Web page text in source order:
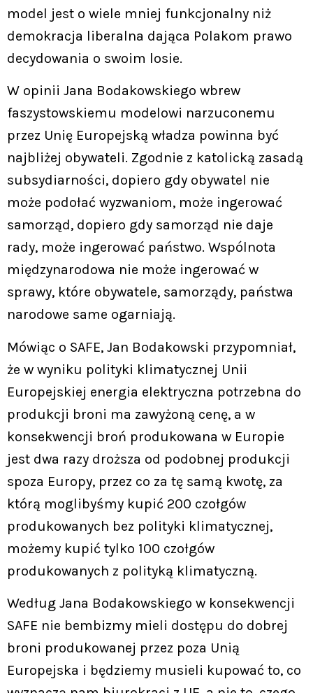
model jest o wiele mniej funkcjonalny niż
demokracja liberalna dająca Polakom prawo
decydowania o swoim losie.
W opinii Jana Bodakowskiego wbrew
faszystowskiemu modelowi narzuconemu
przez Unię Europejską władza powinna być
najbliżej obywateli. Zgodnie z katolicką zasadą
subsydiarności, dopiero gdy obywatel nie
może podołać wyzwaniom, może ingerować
samorząd, dopiero gdy samorząd nie daje
rady, może ingerować państwo. Wspólnota
międzynarodowa nie może ingerować w
sprawy, które obywatele, samorządy, państwa
narodowe same ogarniają.
Mówiąc o SAFE, Jan Bodakowski przypomniał,
że w wyniku polityki klimatycznej Unii
Europejskiej energia elektryczna potrzebna do
produkcji broni ma zawyżoną cenę, a w
konsekwencji broń produkowana w Europie
jest dwa razy droższa od podobnej produkcji
spoza Europy, przez co za tę samą kwotę, za
którą moglibyśmy kupić 200 czołgów
produkowanych bez polityki klimatycznej,
możemy kupić tylko 100 czołgów
produkowanych z polityką klimatyczną.
Według Jana Bodakowskiego w konsekwencji
SAFE nie bembizmy mieli dostępu do dobrej
broni produkowanej przez poza Unią
Europejska i będziemy musieli kupować to, co